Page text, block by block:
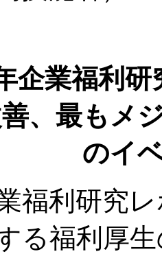
企業福利
、最もメ
のイ
業福利研究
る福利厚